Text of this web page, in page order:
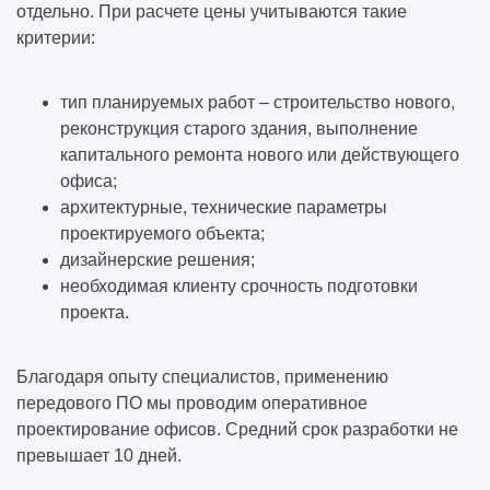
отдельно. При расчете цены учитываются такие
критерии:
тип планируемых работ – строительство нового,
реконструкция старого здания, выполнение
капитального ремонта нового или действующего
офиса;
архитектурные, технические параметры
проектируемого объекта;
дизайнерские решения;
необходимая клиенту срочность подготовки
проекта.
Благодаря опыту специалистов, применению
передового ПО мы проводим оперативное
проектирование офисов. Средний срок разработки не
превышает 10 дней.
Когда нужно обследование здания
Как проходит предпроектная подготовка
Что входит в проектную документацию
строительством
Как проходит строительство объекта под
ключ